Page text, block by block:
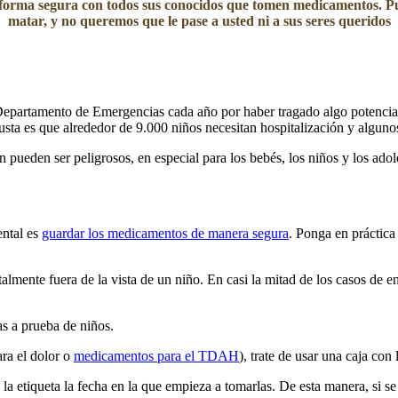
segura con todos sus conocidos que tomen medicamentos.
matar, y no queremos que le pase a usted ni a sus seres queridos
de Emergencias cada año por haber tragado algo
es que alrededor de 9.000 niños necesitan hospitalización y
ser peligrosos, en especial para los bebés, los niños y los
es guardar los medicamentos de manera segura. Ponga en
fuera de la vista de un niño. En casi la mitad de los casos de
a prueba de niños.
el dolor o medicamentos para el TDAH), trate de usar una caja con
etiqueta la fecha en la que empieza a tomarlas. De esta manera, si